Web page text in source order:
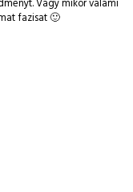
Vagy mikor valami
fazisat 🙂